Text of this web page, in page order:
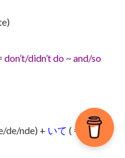
don’t/didn’t do ~ and/so
de/nde) + いて ( = ite)